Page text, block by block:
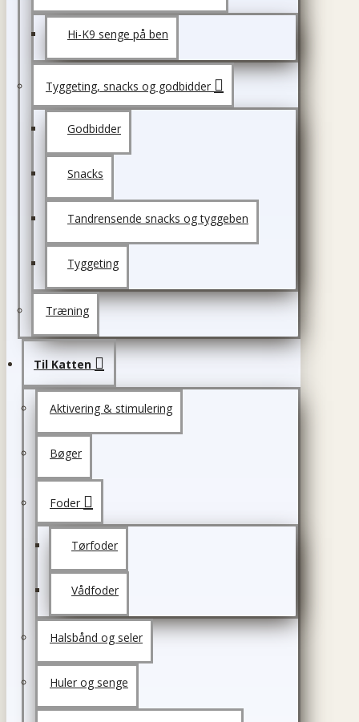
Hi-K9 senge på ben
Tyggeting, snacks og godbidder
Godbidder
Snacks
Tandrensende snacks og tyggeben
Tyggeting
Træning
Til Katten
Aktivering & stimulering
Bøger
Foder
Tørfoder
Vådfoder
Halsbånd og seler
Huler og senge